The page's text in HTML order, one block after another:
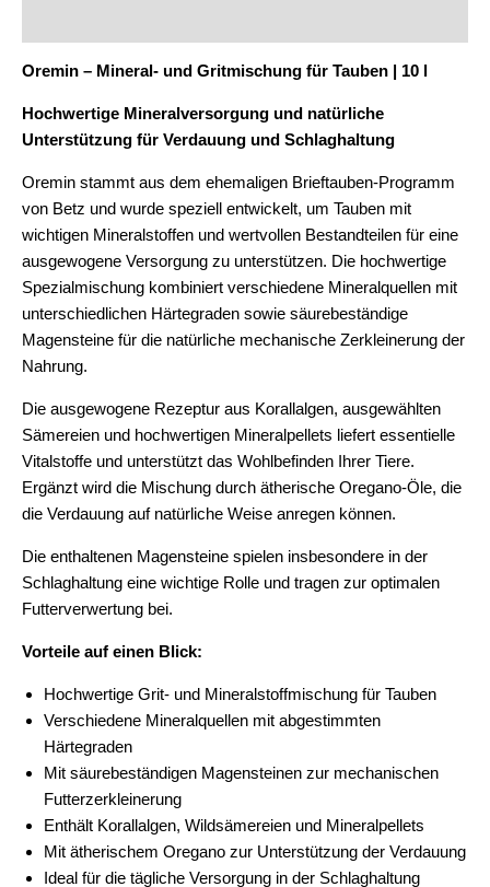
Oremin – Mineral- und Gritmischung für Tauben | 10 l
Hochwertige Mineralversorgung und natürliche
Unterstützung für Verdauung und Schlaghaltung
Oremin stammt aus dem ehemaligen Brieftauben-Programm
von Betz und wurde speziell entwickelt, um Tauben mit
wichtigen Mineralstoffen und wertvollen Bestandteilen für eine
ausgewogene Versorgung zu unterstützen. Die hochwertige
Spezialmischung kombiniert verschiedene Mineralquellen mit
unterschiedlichen Härtegraden sowie säurebeständige
Magensteine für die natürliche mechanische Zerkleinerung der
Nahrung.
Die ausgewogene Rezeptur aus Korallalgen, ausgewählten
Sämereien und hochwertigen Mineralpellets liefert essentielle
Vitalstoffe und unterstützt das Wohlbefinden Ihrer Tiere.
Ergänzt wird die Mischung durch ätherische Oregano-Öle, die
die Verdauung auf natürliche Weise anregen können.
Die enthaltenen Magensteine spielen insbesondere in der
Schlaghaltung eine wichtige Rolle und tragen zur optimalen
Futterverwertung bei.
Vorteile auf einen Blick:
Hochwertige Grit- und Mineralstoffmischung für Tauben
Verschiedene Mineralquellen mit abgestimmten
Härtegraden
Mit säurebeständigen Magensteinen zur mechanischen
Futterzerkleinerung
Enthält Korallalgen, Wildsämereien und Mineralpellets
Mit ätherischem Oregano zur Unterstützung der Verdauung
Ideal für die tägliche Versorgung in der Schlaghaltung